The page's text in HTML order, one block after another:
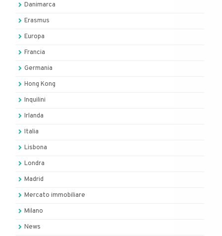
Danimarca
Erasmus
Europa
Francia
Germania
Hong Kong
Inquilini
Irlanda
Italia
Lisbona
Londra
Madrid
Mercato immobiliare
Milano
News